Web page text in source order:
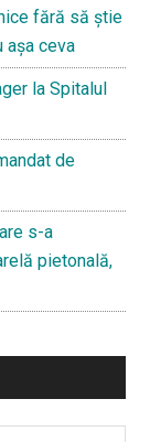
fără să ştie
așa ceva
la Spitalul
de
s-a
pietonală,